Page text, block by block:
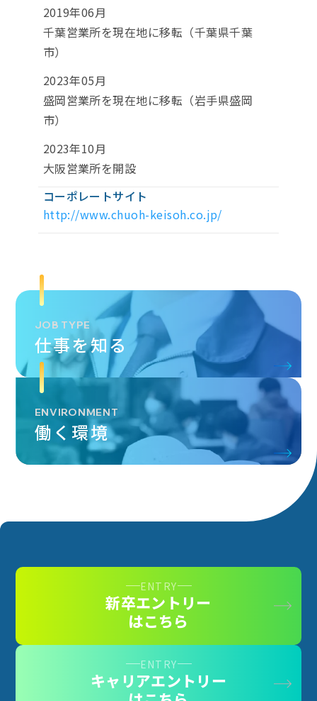
2019年06月
千葉営業所を現在地に移転（千葉県千葉
市）
2023年05月
盛岡営業所を現在地に移転（岩手県盛岡
市）
2023年10月
大阪営業所を開設
コーポレートサイト
http://www.chuoh-keisoh.co.jp/
JOB TYPE
仕事を知る
ENVIRONMENT
働く環境
ENTRY
新卒エントリー
はこちら
ENTRY
キャリアエントリー